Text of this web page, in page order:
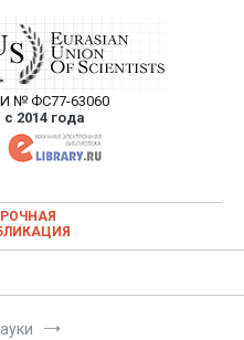
Ученых —
статей в
журнале
№ ФС77-63060
2014 года
научных статей в
журнале